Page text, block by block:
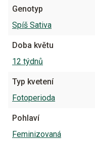
Genotyp
Spíš Sativa
Doba květu
12 týdnů
Typ kvetení
Fotoperioda
Pohlaví
Feminizovaná